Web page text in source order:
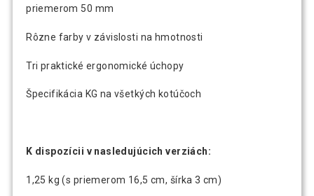
priemerom 50 mm
Rôzne farby v závislosti na hmotnosti
Tri praktické ergonomické úchopy
Špecifikácia KG na všetkých kotúčoch
K dispozícii v nasledujúcich verziách:
1,25 kg (s priemerom 16,5 cm, šírka 3 cm)